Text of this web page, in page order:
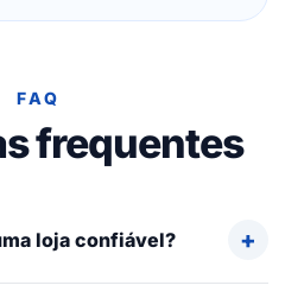
FAQ
frequentes
loja confiável?